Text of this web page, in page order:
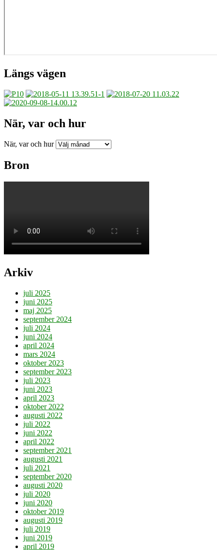
Längs vägen
När, var och hur
När, var och hur
Bron
Arkiv
juli 2025
juni 2025
maj 2025
september 2024
juli 2024
juni 2024
april 2024
mars 2024
oktober 2023
september 2023
juli 2023
juni 2023
april 2023
oktober 2022
augusti 2022
juli 2022
juni 2022
april 2022
september 2021
augusti 2021
juli 2021
september 2020
augusti 2020
juli 2020
juni 2020
oktober 2019
augusti 2019
juli 2019
juni 2019
april 2019